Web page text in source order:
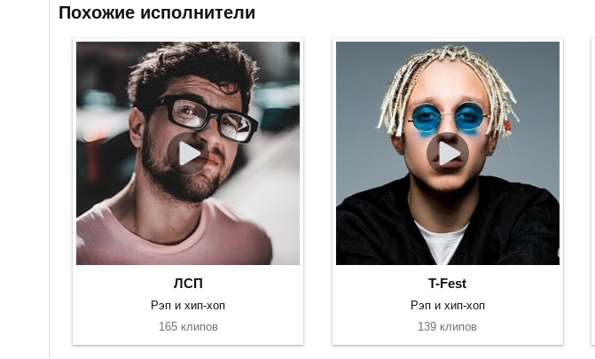
Похожие исполнители
ЛСП
Рэп и хип-хоп
165 клипов
T-Fest
Рэп и хип-хоп
139 клипов